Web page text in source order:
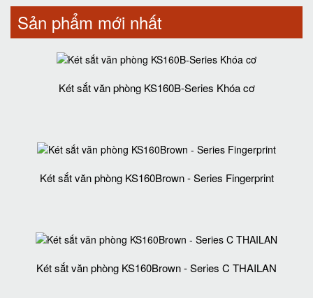
Sản phẩm mới nhất
Két sắt văn phòng KS160B-Series Khóa cơ
Két sắt văn phòng KS160Brown - Series Fingerprint
Két sắt văn phòng KS160Brown - Series C THAILAN